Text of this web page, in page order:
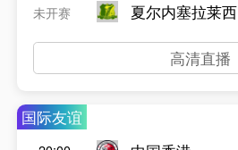
未开赛
夏尔内塞拉莱西
高清直播
国际友谊